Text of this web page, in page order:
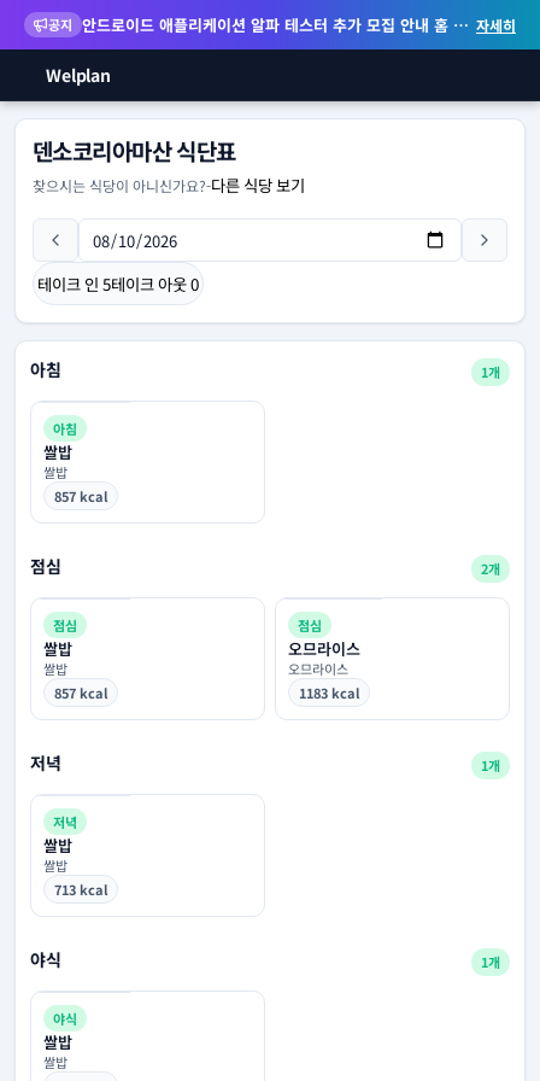
공지 안드로이드 애플리케이션 알파 테스터 추가 모집 안내 홈 화면 위젯 등 지원 자세히
Welplan
덴소코리아마산 식단표
찾으시는 식당이 아니신가요?-다른 식당 보기
테이크 인 5테이크 아웃0
아침 1개
아침
쌀밥
쌀밥
857 kcal
점심 2개
점심
쌀밥
쌀밥
857 kcal
점심
오므라이스
오므라이스
1183 kcal
저녁 1개
저녁
쌀밥
쌀밥
713 kcal
야식 1개
야식
쌀밥
쌀밥